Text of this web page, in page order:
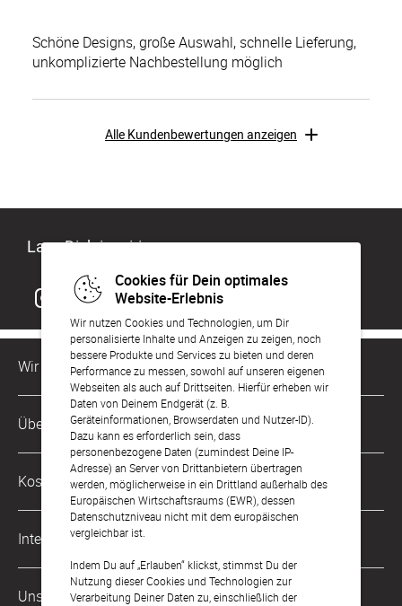
Cookies für Dein optimales
Website-Erlebnis
Wir nutzen Cookies und Technologien, um Dir
personalisierte Inhalte und Anzeigen zu zeigen, noch
bessere Produkte und Services zu bieten und deren
Performance zu messen, sowohl auf unseren eigenen
Webseiten als auch auf Drittseiten. Hierfür erheben wir
Daten von Deinem Endgerät (z. B.
Geräteinformationen, Browserdaten und Nutzer-ID).
Dazu kann es erforderlich sein, dass
personenbezogene Daten (zumindest Deine IP-
Adresse) an Server von Drittanbietern übertragen
werden, möglicherweise in ein Drittland außerhalb des
Europäischen Wirtschaftsraums (EWR), dessen
Datenschutzniveau nicht mit dem europäischen
vergleichbar ist.
Indem Du auf „Erlauben“ klickst, stimmst Du der
Nutzung dieser Cookies und Technologien zur
Verarbeitung Deiner Daten zu, einschließlich der
Schöne Designs, große Auswahl, schnelle Lieferung,
unkomplizierte Nachbestellung möglich
Alle Kundenbewertungen anzeigen
Lass Dich inspirieren
Wir sind für Dich da
Kundenservice-Hotline
0221 956 725 10
Mo. - Fr. von 9 bis 17 Uhr
kontakt@sendmoments.de
Über Uns
Philosophie
Karriere
Impressum
AGB & Widerrufsrecht
Zahlung & Versand
Kostenlose Services
Musterkarten
Digitale Fotoalben
Digitale Gästelisten
International
Österreich
Unsere Zahlungsarten